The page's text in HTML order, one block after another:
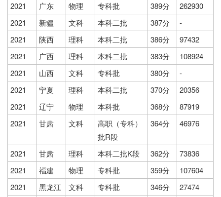
2021
广东 物理 专科批 389分
262930
2021
新疆 文科 本科二批 387分
-
2021
陕西 理科 本科二批 386分
97432
2021
广西 理科 本科二批 383分
108924
2021
山西 文科 专科批 380分
-
2021
宁夏 理科 本科二批 370分
20356
2021
辽宁 物理 本科批 368分
87919
2021
甘肃 文科
高职（专科）
批R段
364分 46976
2021 甘肃 理科 本科二批K段 362分
73836
2021
福建 物理 专科批 359分
107604
2021
黑龙江 文科 专科批 346分
27474